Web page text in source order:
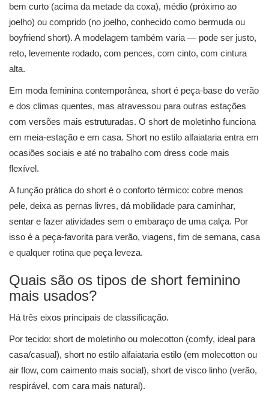
bem curto (acima da metade da coxa), médio (próximo ao
joelho) ou comprido (no joelho, conhecido como bermuda ou
boyfriend short). A modelagem também varia — pode ser justo,
reto, levemente rodado, com pences, com cinto, com cintura
alta.
Em moda feminina contemporânea, short é peça-base do verão
e dos climas quentes, mas atravessou para outras estações
com versões mais estruturadas. O short de moletinho funciona
em meia-estação e em casa. Short no estilo alfaiataria entra em
ocasiões sociais e até no trabalho com dress code mais
flexível.
A função prática do short é o conforto térmico: cobre menos
pele, deixa as pernas livres, dá mobilidade para caminhar,
sentar e fazer atividades sem o embaraço de uma calça. Por
isso é a peça-favorita para verão, viagens, fim de semana, casa
e qualquer rotina que peça leveza.
Quais são os tipos de short feminino
mais usados?
Há três eixos principais de classificação.
Por tecido: short de moletinho ou molecotton (comfy, ideal para
casa/casual), short no estilo alfaiataria estilo (em molecotton ou
air flow, com caimento mais social), short de visco linho (verão,
respirável, com cara mais natural).